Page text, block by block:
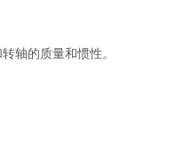
轴的质量和惯性。